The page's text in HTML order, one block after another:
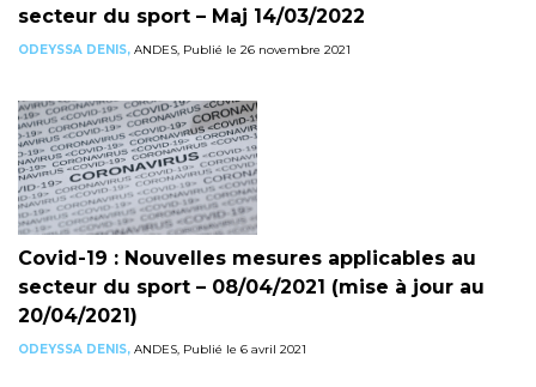
secteur du sport – Maj 14/03/2022
ODEYSSA DENIS, ANDES, Publié le 26 novembre 2021
Covid-19 : Nouvelles mesures applicables au
secteur du sport – 08/04/2021 (mise à jour au
20/04/2021)
ODEYSSA DENIS, ANDES, Publié le 6 avril 2021